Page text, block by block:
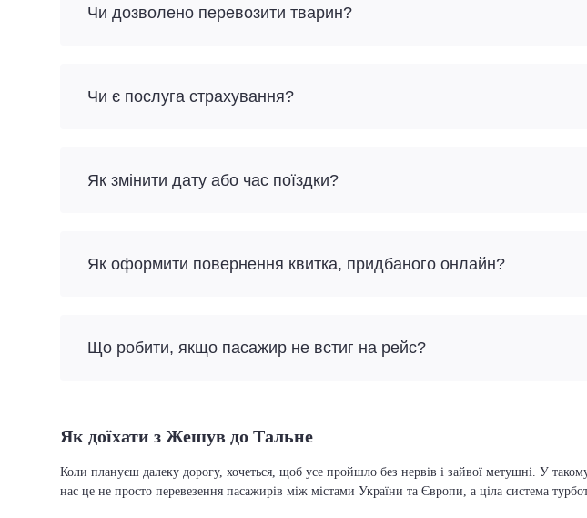
Чи дозволено перевозити тварин?
Чи є послуга страхування?
Як змінити дату або час поїздки?
Як оформити повернення квитка, придбаного онлайн?
Що робити, якщо пасажир не встиг на рейс?
Як доїхати з Жешув до Тальне
Коли плануєш далеку дорогу, хочеться, щоб усе пройшло без нервів і зайвої метушні. У
нас це не просто перевезення пасажирів між містами України та Європи, а ціла система